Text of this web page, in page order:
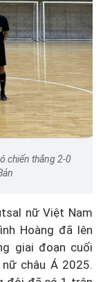
chiến thắng 2-0
nữ Việt Nam
Hoàng đã lên
giai đoạn cuối
châu Á 2025.